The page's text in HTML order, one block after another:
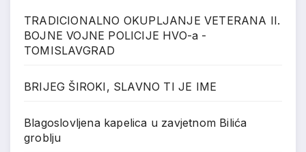
TRADICIONALNO OKUPLJANJE VETERANA II.
BOJNE VOJNE POLICIJE HVO-a -
TOMISLAVGRAD
BRIJEG ŠIROKI, SLAVNO TI JE IME
Blagoslovljena kapelica u zavjetnom Bilića
groblju